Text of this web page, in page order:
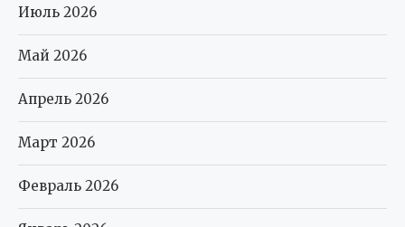
Июль 2026
Май 2026
Апрель 2026
Март 2026
Февраль 2026